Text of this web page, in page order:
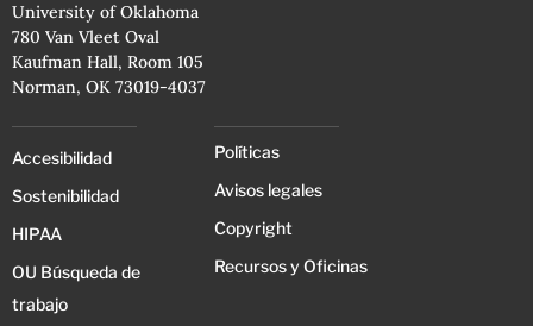
University of Oklahoma
780 Van Vleet Oval
Kaufman Hall, Room 105
Norman, OK 73019-4037
Accesibilidad
Sostenibilidad
HIPAA
OU Búsqueda de
trabajo
Políticas
Avisos legales
Copyright
Recursos y Oficinas